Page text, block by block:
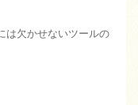
は欠かせないツールの